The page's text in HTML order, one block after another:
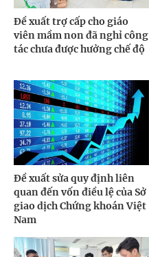
Đề xuất trợ cấp cho giáo
viên mầm non đã nghỉ công
tác chưa được hưởng chế độ
Đề xuất sửa quy định liên
quan đến vốn điều lệ của Sở
giao dịch Chứng khoán Việt
Nam